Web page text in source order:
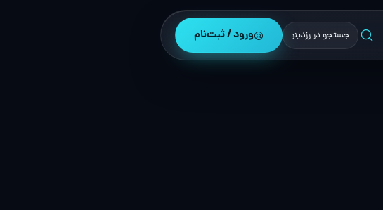
ورود / ثبت‌نام